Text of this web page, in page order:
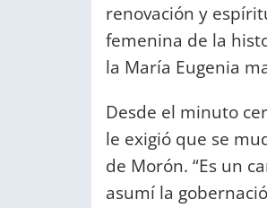
renovación y
femenina de la
la María Eugenia
Desde el minuto
le exigió que se
de Morón. “Es un
asumí la